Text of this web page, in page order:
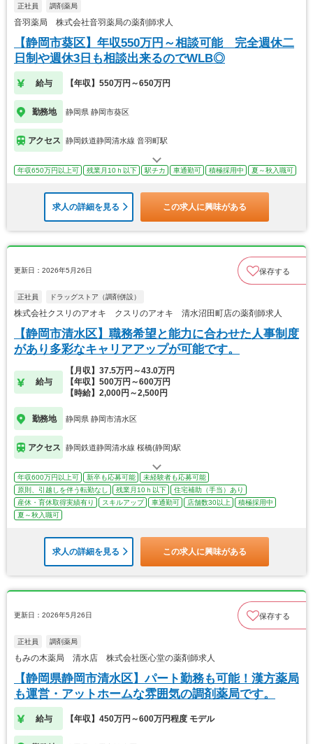
正社員 調剤薬局
音羽薬局 株式会社音羽薬局の薬剤師求人
【静岡市葵区】年収550万円～相談可能 完全週休二
日制や週休3日も相談出来るのでWLB◎
給与 【年収】550万円～650万円
勤務地 静岡県 静岡市葵区
アクセス 静岡鉄道静岡清水線 音羽町駅
年収650万円以上可 残業月10ｈ以下 駅チカ 車通勤可 積極採用中 夏～秋入職可
求人の詳細を見る この求人に興味がある
更新日：2026年5月26日 保存する
正社員 ドラッグストア（調剤併設）
株式会社クスリのアオキ クスリのアオキ 清水沼田町店の薬剤師求人
【静岡市清水区】職務希望と能力に合わせた人事制度
があり多彩なキャリアアップが可能です。
給与
【月収】37.5万円～43.0万円
【年収】500万円～600万円
【時給】2,000円～2,500円
勤務地 静岡県 静岡市清水区
アクセス 静岡鉄道静岡清水線 桜橋(静岡)駅
年収600万円以上可 新卒も応募可能
未経験者も応募可能
原則、引越しを伴う転勤なし
残業月10ｈ以下
住宅補助（手当）あり
産休・育休取得実績有り
スキルアップ 車通勤可 店舗数30以上
積極採用中
夏～秋入職可
求人の詳細を見る この求人に興味がある
更新日：2026年5月26日 保存する
正社員 調剤薬局
もみの木薬局 清水店 株式会社医心堂の薬剤師求人
【静岡県静岡市清水区】パート勤務も可能！漢方薬局
も運営・アットホームな雰囲気の調剤薬局です。
給与 【年収】450万円～600万円程度 モデル